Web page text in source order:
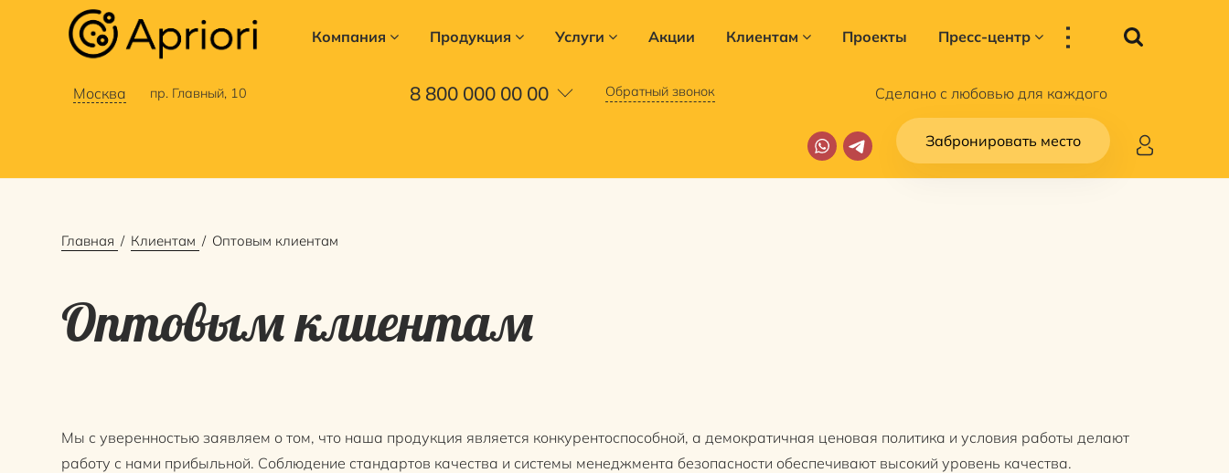
Компания Продукция Услуги Акции Клиентам Проекты Пресс-центр ...
Москва пр. Главный, 10 8 800 000 00 00 Обратный звонок Сделано с любовью для каждого
Забронировать место
Главная Клиентам Оптовым клиентам
Оптовым клиентам
Мы с уверенностью заявляем о том, что наша продукция является конкурентоспособной, а демократичная ценовая политика и условия работы делают
работу с нами прибыльной. Соблюдение стандартов качества и системы менеджмента безопасности обеспечивают высокий уровень качества.